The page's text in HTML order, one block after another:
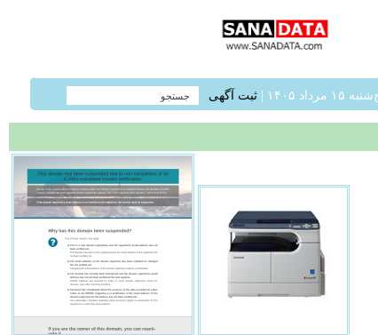
۱۵ مرداد ۱۴۰۵ | ثبت آگهی